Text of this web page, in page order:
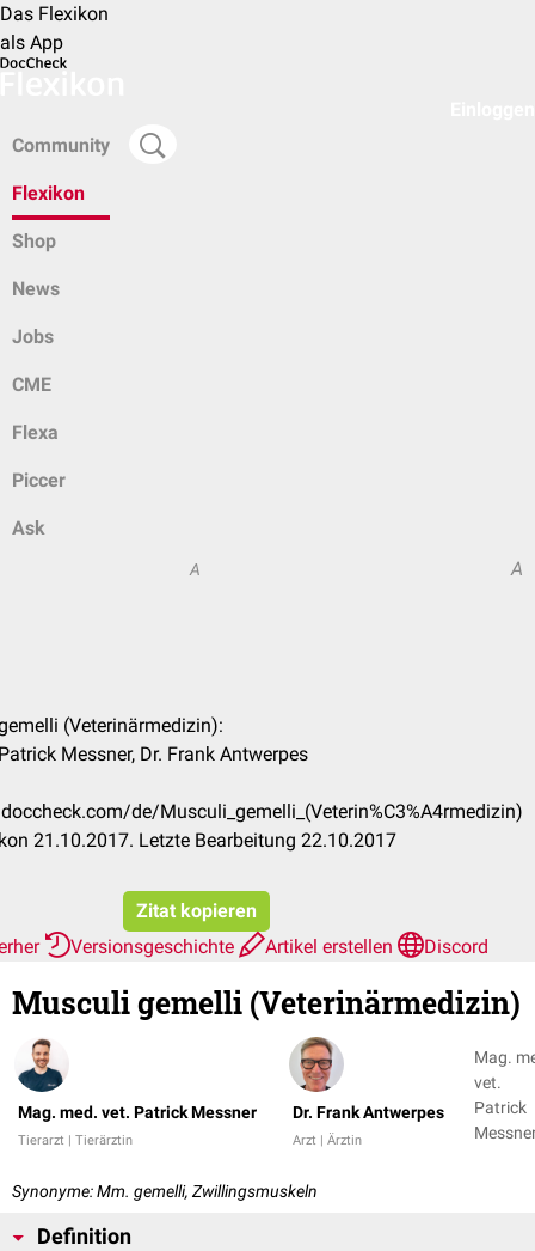
Das Flexikon
als App
Community
Flexikon
Shop
News
Jobs
CME
Flexa
Piccer
Ask
A A
(Veterinärmedizin):
Messner, Dr. Frank Antwerpes
de/Musculi_gemelli_(Veterin%C3%A4rmedizin)
21.10.2017. Letzte Bearbeitung 22.10.2017
Zitat kopieren
Versionsgeschichte Artikel erstellen Discord
Musculi gemelli (Veterinärmedizin)
Mag. med. vet. Patrick Messner
Tierarzt | Tierärztin
Dr. Frank Antwerpes
Arzt | Ärztin
Mag.
vet.
Patrick
Synonyme: Mm. gemelli, Zwillingsmuskeln
Definition